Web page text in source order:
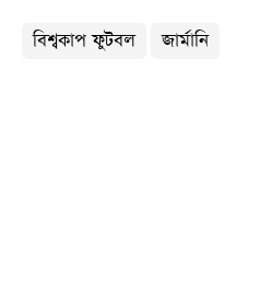
বিশ্বকাপ ফুটবল জার্মানি